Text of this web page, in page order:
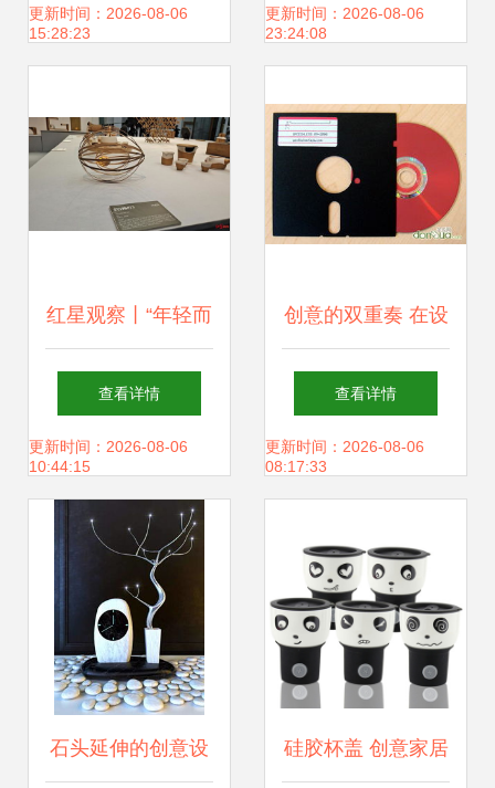
数字与实体的品牌
更新时间：2026-08-06
15:28:23
四届成都创意设计
更新时间：2026-08-06
23:24:08
红星观察丨“年轻而
国际”的竹子 数千
上万元的文玩扇，
超一半买家竟是
80、90后
查看详情
更新时间：2026-08-06
10:44:15
创意的双重奏 在设
计中持续迸发灵感
查看详情
更新时间：2026-08-06
08:17:33
石头延伸的创意设 硅胶杯盖 创意家居